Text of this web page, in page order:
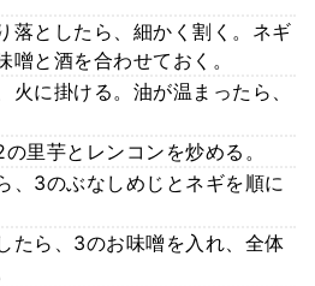
落としたら、細かく割く。ネギ
と酒を合わせておく。
火に掛ける。油が温まったら、
里芋とレンコンを炒める。
、3のぶなしめじとネギを順に
たら、3のお味噌を入れ、全体